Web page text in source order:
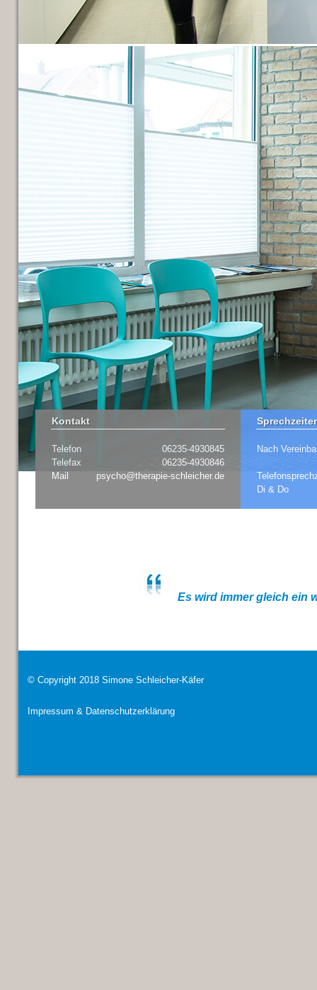
Kontakt
Telefon
06235-4930845
Telefax
06235-4930846
Mail
psycho@therapie-schleicher.de
Nach
Di & Do
Es wird immer gleich ein
© Copyright 2018 Simone Schleicher-Käfer
Impressum & Datenschutzerklärung